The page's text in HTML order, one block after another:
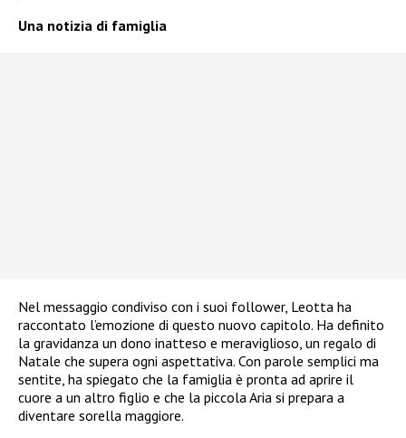
Una notizia di famiglia
Nel messaggio condiviso con i suoi follower, Leotta ha
raccontato l’emozione di questo nuovo capitolo. Ha definito
la gravidanza un dono inatteso e meraviglioso, un regalo di
Natale che supera ogni aspettativa. Con parole semplici ma
sentite, ha spiegato che la famiglia è pronta ad aprire il
cuore a un altro figlio e che la piccola Aria si prepara a
diventare sorella maggiore.